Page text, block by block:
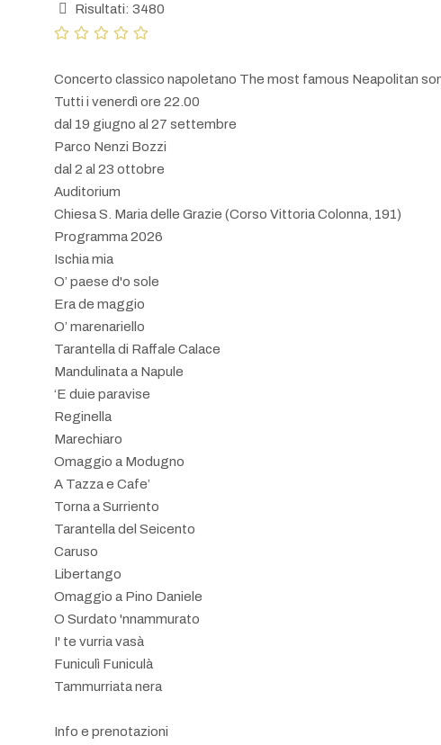
Risultati: 3480
Concerto classico napoletano The most famous Neapolitan
Tutti i venerdì ore 22.00
dal 19 giugno al 27 settembre
Parco Nenzi Bozzi
dal 2 al 23 ottobre
Auditorium
Chiesa S. Maria delle Grazie (Corso Vittoria Colonna, 191)
Programma 2026
Ischia mia
O’ paese d'o sole
Era de maggio
O’ marenariello
Tarantella di Raffale Calace
Mandulinata a Napule
‘E duie paravise
Reginella
Marechiaro
Omaggio a Modugno
A Tazza e Cafe’
Torna a Surriento
Tarantella del Seicento
Caruso
Libertango
Omaggio a Pino Daniele
O Surdato 'nnammurato
I' te vurria vasà
Funiculì Funiculà
Tammurriata nera
Info e prenotazioni